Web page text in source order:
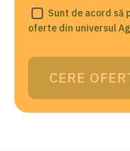
Sunt de acord să
oferte din universul
CERE